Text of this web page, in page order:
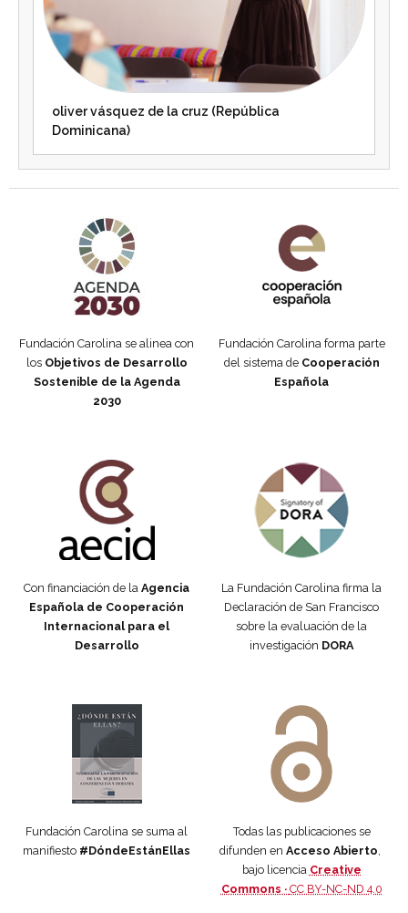
oliver vásquez de la cruz (República
Dominicana)
Fundación Carolina se alinea con
los Objetivos de Desarrollo
Sostenible de la Agenda
2030
Fundación Carolina forma parte
del sistema de Cooperación
Española
Con financiación de la Agencia
Española de Cooperación
Internacional para el
Desarrollo
La Fundación Carolina firma la
Declaración de San Francisco
sobre la evaluación de la
investigación DORA
Fundación Carolina se suma al
manifiesto #DóndeEstánEllas
Todas las publicaciones se
difunden en Acceso Abierto,
bajo licencia Creative
Commons · CC BY-NC-ND 4.0